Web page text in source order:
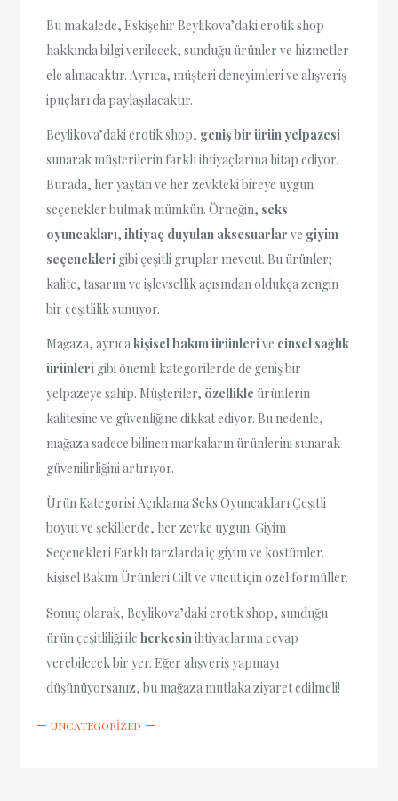
Bu makalede, Eskişehir Beylikova’daki erotik shop
hakkında bilgi verilecek, sunduğu ürünler ve hizmetler
ele alınacaktır. Ayrıca, müşteri deneyimleri ve alışveriş
ipuçları da paylaşılacaktır.
Beylikova’daki erotik shop, geniş bir ürün yelpazesi
sunarak müşterilerin farklı ihtiyaçlarına hitap ediyor.
Burada, her yaştan ve her zevkteki bireye uygun
seçenekler bulmak mümkün. Örneğin, seks
oyuncakları,ihtiyaç duyulan aksesuarlar ve giyim
seçenekleri gibi çeşitli gruplar mevcut. Bu ürünler;
kalite, tasarım ve işlevsellik açısından oldukça zengin
bir çeşitlilik sunuyor.
Mağaza, ayrıcakişisel bakım ürünlerive cinsel sağlık
ürünleri gibi önemli kategorilerde de geniş bir
yelpazeye sahip. Müşteriler, özellikle ürünlerin
kalitesine ve güvenliğine dikkat ediyor. Bu nedenle,
mağaza sadece bilinen markaların ürünlerini sunarak
güvenilirliğini artırıyor.
Ürün Kategorisi Açıklama Seks Oyuncakları Çeşitli
boyut ve şekillerde, her zevke uygun. Giyim
Seçenekleri Farklı tarzlarda iç giyim ve kostümler.
Kişisel Bakım Ürünleri Cilt ve vücut için özel formüller.
Sonuç olarak, Beylikova’daki erotik shop, sunduğu
ürün çeşitliliği ileherkesin ihtiyaçlarına cevap
verebilecek bir yer. Eğer alışveriş yapmayı
düşünüyorsanız, bu mağaza mutlaka ziyaret edilmeli!
UNCATEGORIZED